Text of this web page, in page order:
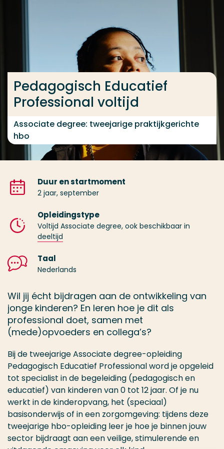
... > Pedagogisch Educatief Professional voltijd
Pedagogisch Educatief
Professional voltijd
Associate degree: tweejarige praktijkgerichte
hbo
Duur en startmoment
2 jaar, september
Opleidingstype
Voltijd Associate degree, ook beschikbaar in
deeltijd
Taal
Nederlands
Wil jij écht bijdragen aan de ontwikkeling van
jonge kinderen? En leren hoe je dit als
professional doet, samen met
(mede)opvoeders en collega’s?
Bij de tweejarige Associate degree-opleiding
Pedagogisch Educatief Professional word je opgeleid
tot specialist in de begeleiding (pedagogisch en
educatief) van kinderen van 0 tot 12 jaar. Of je nu
werkt in de kinderopvang, het (speciaal)
basisonderwijs of in een zorgomgeving: tijdens deze
tweejarige hbo-opleiding leer je hoe je binnen jouw
sector bijdraagt aan een veilige, stimulerende en
Veel gezocht
Opleiding
Contact